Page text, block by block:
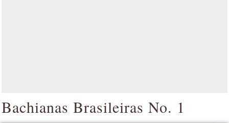
Bachianas Brasileiras No. 1